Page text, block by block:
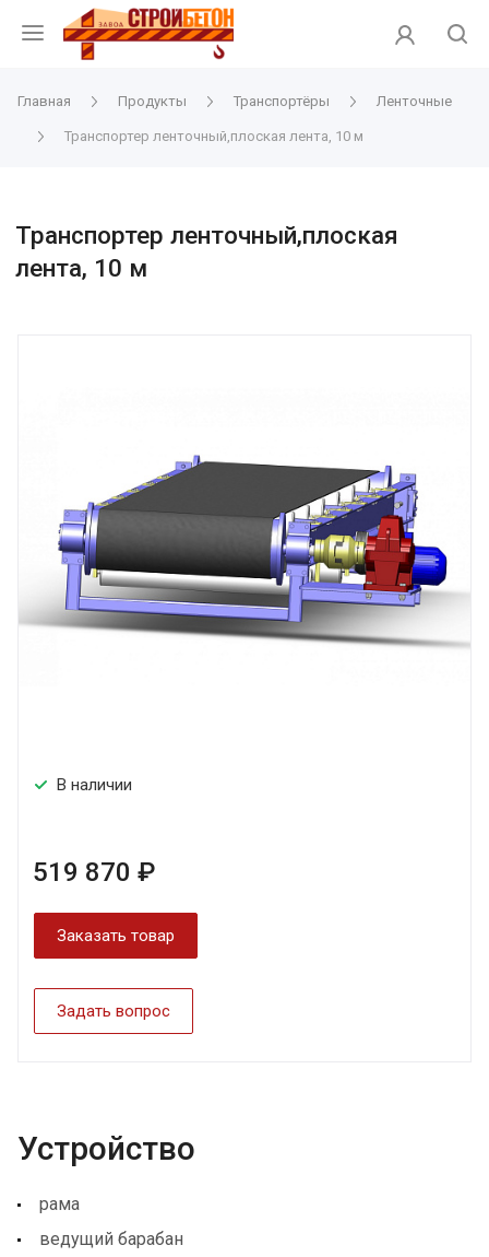
Главная Продукты Транспортёры Ленточные
Транспортер ленточный,плоская лента, 10 м
Транспортер ленточный,плоская
лента, 10 м
В наличии
519 870 ₽
Заказать товар
Задать вопрос
Устройство
рама
ведущий барабан